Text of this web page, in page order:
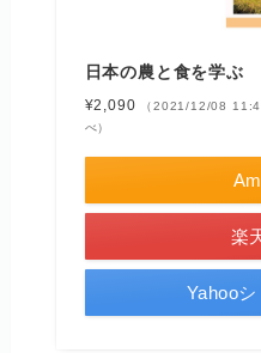
日本の農と食を学ぶ
¥2,090
（2021/12/08
べ）
楽
Yahoo